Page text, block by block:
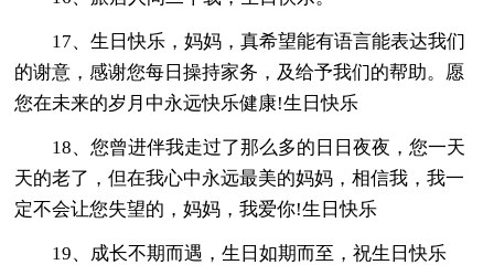
17、生日快乐，妈妈，真希望能有语言能表达我们
的谢意，感谢您每日操持家务，及给予我们的帮助。愿
您在未来的岁月中永远快乐健康!生日快乐
18、您曾进伴我走过了那么多的日日夜夜，您一天
天的老了，但在我心中永远最美的妈妈，相信我，我一
定不会让您失望的，妈妈，我爱你!生日快乐
19、成长不期而遇，生日如期而至，祝生日快乐